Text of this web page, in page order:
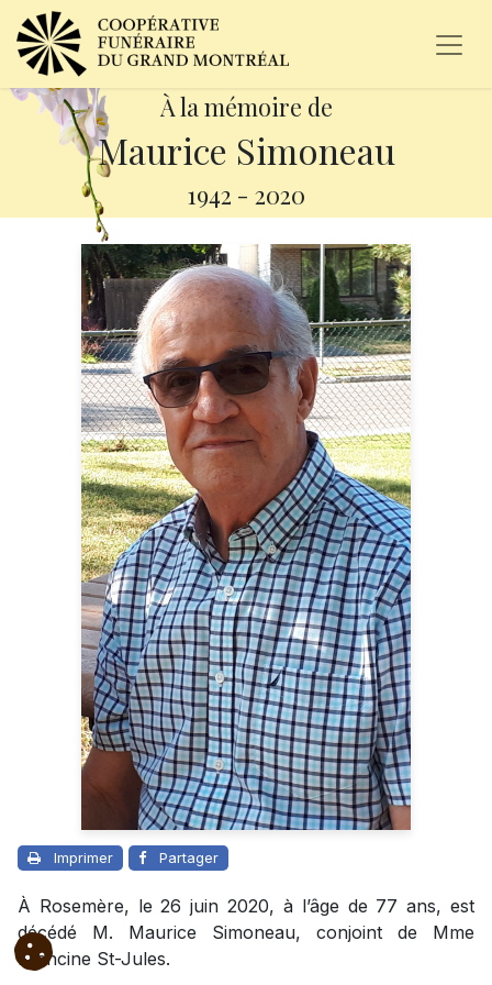
À la mémoire de
Maurice Simoneau
1942 - 2020
Imprimer Partager
À Rosemère, le 26 juin 2020, à l’âge de 77 ans, est
décédé M. Maurice Simoneau, conjoint de Mme
Francine St-Jules.